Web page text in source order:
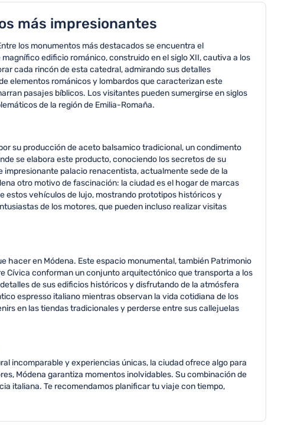
más impresionantes
los monumentos más destacados se encuentra el
edificio románico, construido en el siglo XII, cautiva a los
cada rincón de esta catedral, admirando sus detalles
elementos románicos y lombardos que caracterizan este
pasajes bíblicos. Los visitantes pueden sumergirse en siglos
de la región de Emilia-Romaña.
su producción de aceto balsamico tradicional, un condimento
se elabora este producto, conociendo los secretos de su
palacio renacentista, actualmente sede de la
otro motivo de fascinación: la ciudad es el hogar de marcas
estos vehículos de lujo, mostrando prototipos históricos y
de los motores, que pueden incluso realizar visitas
hacer en Módena. Este espacio monumental, también Patrimonio
Cívica conforman un conjunto arquitectónico que transporta a los
de sus edificios históricos y disfrutando de la atmósfera
espresso italiano mientras observan la vida cotidiana de los
en las tiendas tradicionales y perderse entre sus callejuelas
incomparable y experiencias únicas, la ciudad ofrece algo para
Módena garantiza momentos inolvidables. Su combinación de
italiana. Te recomendamos planificar tu viaje con tiempo,